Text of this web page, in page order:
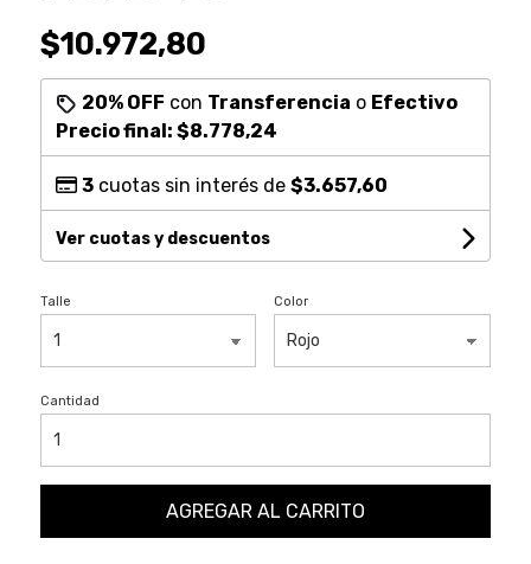
$10.972,80
20% OFF con Transferencia o Efectivo
Precio final: $8.778,24
3cuotas sin interés de $3.657,60
Ver cuotas y descuentos
Talle Color
Cantidad
AGREGAR AL CARRITO